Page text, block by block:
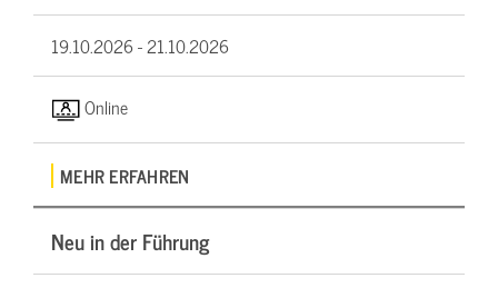
19.10.2026 -21.10.2026
Online
MEHR ERFAHREN
Neu in der Führung